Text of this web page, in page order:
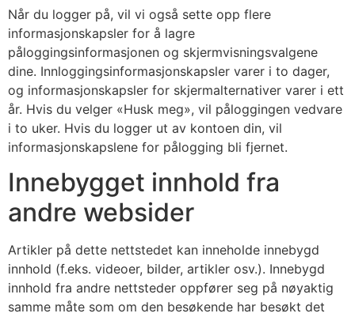
Når du logger på, vil vi også sette opp flere
informasjonskapsler for å lagre
påloggingsinformasjonen og skjermvisningsvalgene
dine. Innloggingsinformasjonskapsler varer i to dager,
og informasjonskapsler for skjermalternativer varer i ett
år. Hvis du velger «Husk meg», vil påloggingen vedvare
i to uker. Hvis du logger ut av kontoen din, vil
informasjonskapslene for pålogging bli fjernet.
Innebygget innhold fra
andre websider
Artikler på dette nettstedet kan inneholde innebygd
innhold (f.eks. videoer, bilder, artikler osv.). Innebygd
innhold fra andre nettsteder oppfører seg på nøyaktig
samme måte som om den besøkende har besøkt det